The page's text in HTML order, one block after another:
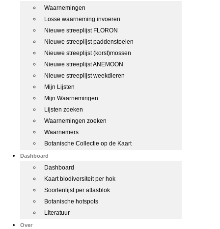
Waarnemingen
Losse waarneming invoeren
Nieuwe streeplijst FLORON
Nieuwe streeplijst paddenstoelen
Nieuwe streeplijst (korst)mossen
Nieuwe streeplijst ANEMOON
Nieuwe streeplijst weekdieren
Mijn Lijsten
Mijn Waarnemingen
Lijsten zoeken
Waarnemingen zoeken
Waarnemers
Botanische Collectie op de Kaart
Dashboard
Dashboard
Kaart biodiversiteit per hok
Soortenlijst per atlasblok
Botanische hotspots
Literatuur
Over